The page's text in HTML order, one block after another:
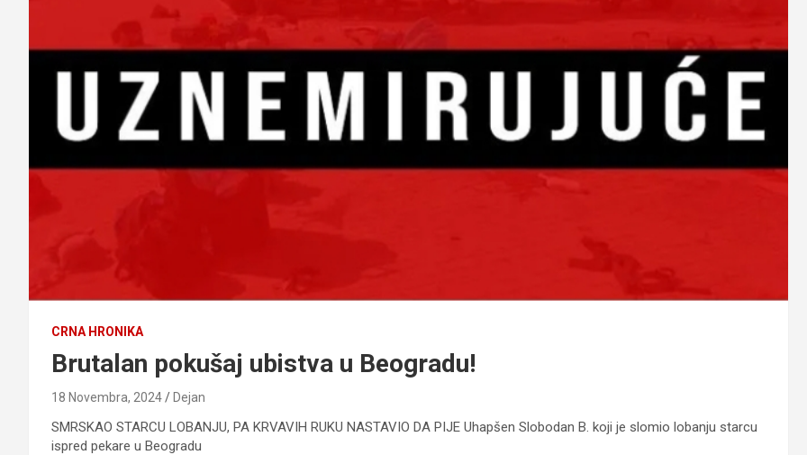
CRNA HRONIKA
Brutalan pokušaj ubistva u Beogradu!
18 Novembra, 2024 Dejan
SMRSKAO STARCU LOBANJU, PA KRVAVIH RUKU NASTAVIO DA PIJE Uhapšen Slobodan B. koji je slomio lobanju starcu
ispred pekare u Beogradu